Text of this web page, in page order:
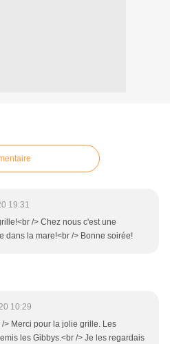
19:31
/> Chez nous c'est une
dans la mare!<br /> Bonne soirée!
10:29
> Merci pour la jolie grille. Les
les Gibbys.<br /> Je les regardais